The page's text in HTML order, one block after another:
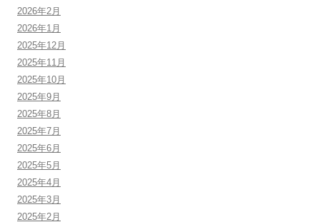
2026年2月
2026年1月
2025年12月
2025年11月
2025年10月
2025年9月
2025年8月
2025年7月
2025年6月
2025年5月
2025年4月
2025年3月
2025年2月